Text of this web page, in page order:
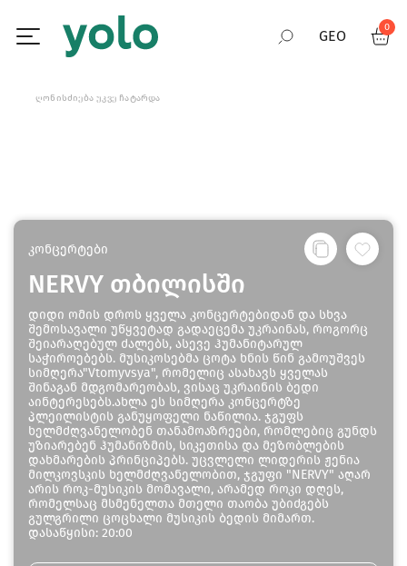
GEO
0
ᲦᲝᲜᲘᲡᲫᲘᲔᲑᲐ ᲣᲙᲕᲔ ᲩᲐᲢᲐᲠᲓᲐ
კონცერტები
NERVY თბილისში
დიდი ომის დროს ყველა კონცერტებიდან და სხვა
შემოსავალი უწყვეტად გადაეცემა უკრაინას, როგორც
შეიარაღებულ ძალებს, ასევე ჰუმანიტარულ
საჭიროებებს. მუსიკოსებმა ცოტა ხნის წინ გამოუშვეს
სიმღერა"Vtomyvsya", რომელიც ასახავს ყველას
შინაგან მდგომარეობას, ვისაც უკრაინის ბედი
აინტერესებს.ახლა ეს სიმღერა კონცერტზე
პლეილისტის განუყოფელი ნაწილია. ჯგუფს
ხელმძღვანელობენ თანამოაზრეები, რომლებიც გუნდს
უზიარებენ ჰუმანიზმის, სიკეთისა და მეზობლების
დახმარების პრინციპებს. უცვლელი ლიდერის ჟენია
მილკოვსკის ხელმძღვანელობით, ჯგუფი "NERVY" აღარ
არის როკ-მუსიკის მომავალი, არამედ როკი დღეს,
რომელსაც მსმენელთა მთელი თაობა უბიძგებს
გულგრილი ცოცხალი მუსიკის ბედის მიმართ.
დასაწყისი: 20:00